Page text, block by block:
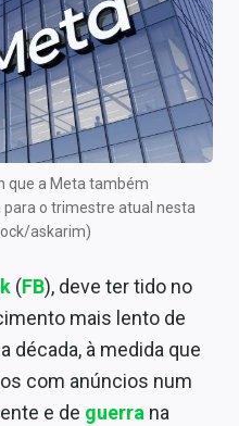
que a Meta também
o trimestre atual nesta
askarim)
(FB), deve ter tido no
mais lento de
década, à medida que
com anúncios num
e de guerra na